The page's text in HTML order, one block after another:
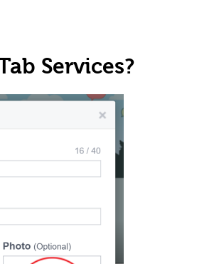
Services?